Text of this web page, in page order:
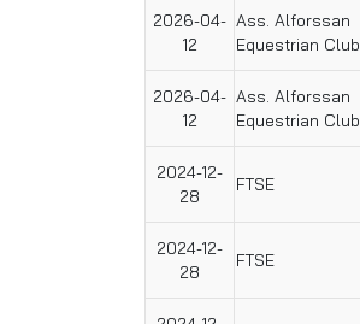
2026-04-
12
Ass. Alforssan
Equestrian Club
2026-04-
12
Ass. Alforssan
Equestrian Club
2024-12-
28
FTSE
2024-12-
28
FTSE